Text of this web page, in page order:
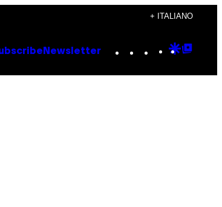
+ ITALIANO
Newsletter Instagram
TikTok
YouTube
Google